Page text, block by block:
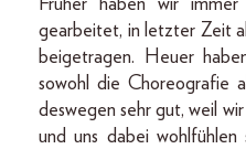
Früher haben wir
gearbeitet, in letzter Zeit
beigetragen. Heuer
sowohl die Choreografie
deswegen sehr gut, weil
und uns dabei